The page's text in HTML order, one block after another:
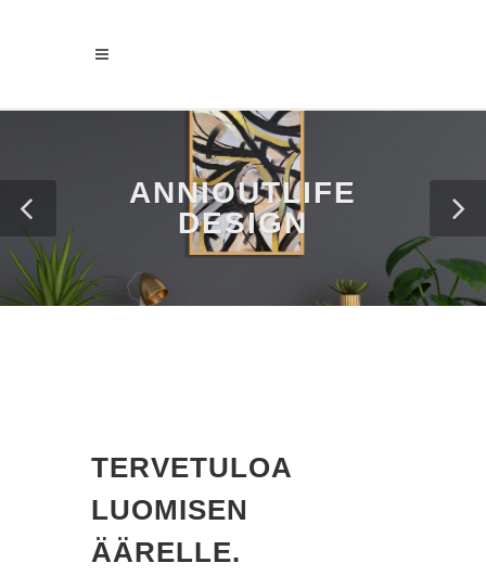
ANNIOUTLIFE
DESIGN
TERVETULOA
LUOMISEN
ÄÄRELLE.